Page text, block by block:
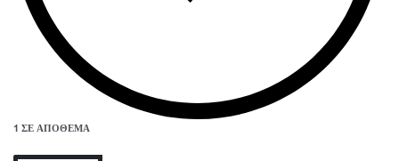
1 ΣΕ ΑΠΌΘΕΜΑ